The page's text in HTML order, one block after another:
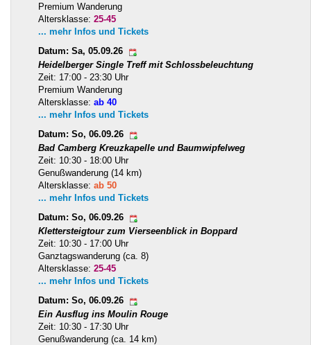
Premium Wanderung
Altersklasse: 25-45
... mehr Infos und Tickets
Datum: Sa, 05.09.26
Heidelberger Single Treff mit Schlossbeleuchtung
Zeit: 17:00 - 23:30 Uhr
Premium Wanderung
Altersklasse: ab 40
... mehr Infos und Tickets
Datum: So, 06.09.26
Bad Camberg Kreuzkapelle und Baumwipfelweg
Zeit: 10:30 - 18:00 Uhr
Genußwanderung (14 km)
Altersklasse: ab 50
... mehr Infos und Tickets
Datum: So, 06.09.26
Klettersteigtour zum Vierseenblick in Boppard
Zeit: 10:30 - 17:00 Uhr
Ganztagswanderung (ca. 8)
Altersklasse: 25-45
... mehr Infos und Tickets
Datum: So, 06.09.26
Ein Ausflug ins Moulin Rouge
Zeit: 10:30 - 17:30 Uhr
Genußwanderung (ca. 14 km)